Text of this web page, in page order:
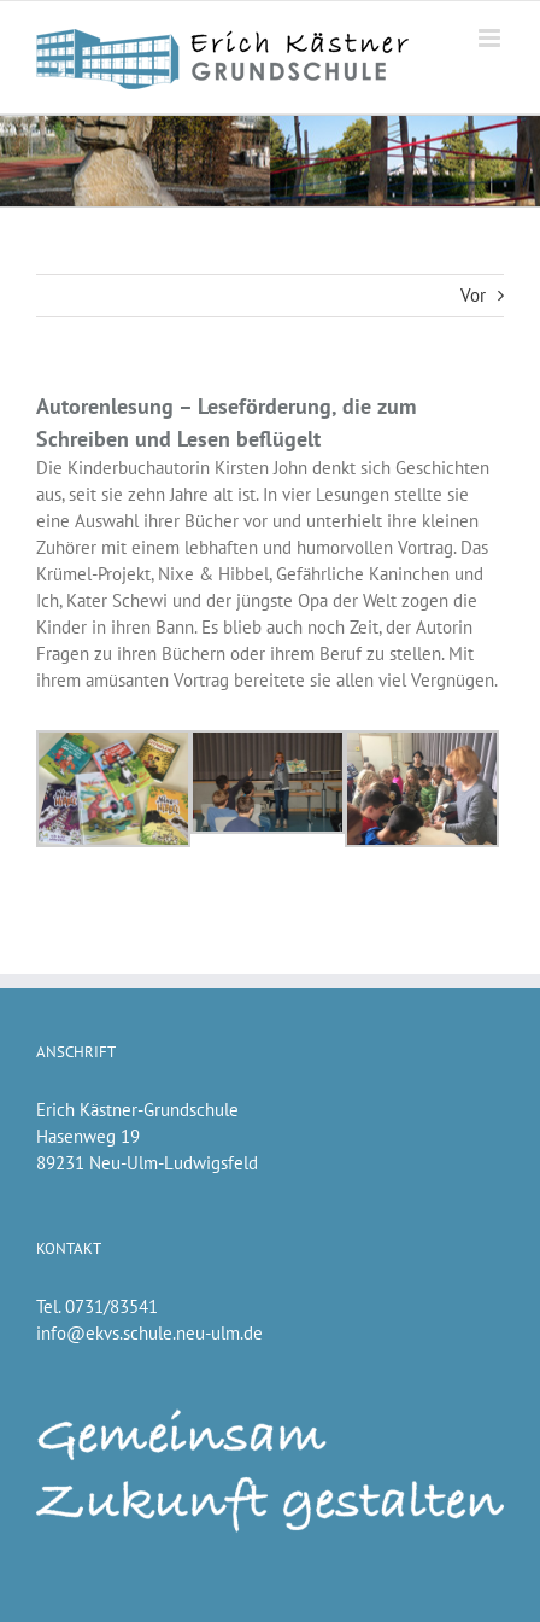
Inhalt
springen
Vor
Autorenlesung – Leseförderung, die zum
Schreiben und Lesen beflügelt
Die Kinderbuchautorin Kirsten John denkt sich Geschichten
aus, seit sie zehn Jahre alt ist. In vier Lesungen stellte sie
eine Auswahl ihrer Bücher vor und unterhielt ihre kleinen
Zuhörer mit einem lebhaften und humorvollen Vortrag. Das
Krümel-Projekt, Nixe & Hibbel, Gefährliche Kaninchen und
Ich, Kater Schewi und der jüngste Opa der Welt zogen die
Kinder in ihren Bann. Es blieb auch noch Zeit, der Autorin
Fragen zu ihren Büchern oder ihrem Beruf zu stellen. Mit
ihrem amüsanten Vortrag bereitete sie allen viel Vergnügen.
ANSCHRIFT
Erich Kästner-Grundschule
Hasenweg 19
89231 Neu-Ulm-Ludwigsfeld
KONTAKT
Tel. 0731/83541
info@ekvs.schule.neu-ulm.de